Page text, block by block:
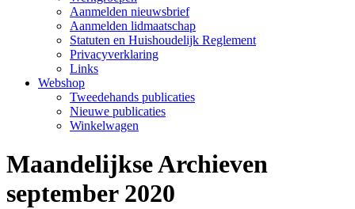
Aanmelden nieuwsbrief
Aanmelden lidmaatschap
Statuten en Huishoudelijk Reglement
Privacyverklaring
Links
Webshop
Tweedehands publicaties
Nieuwe publicaties
Winkelwagen
Maandelijkse Archieven
september 2020